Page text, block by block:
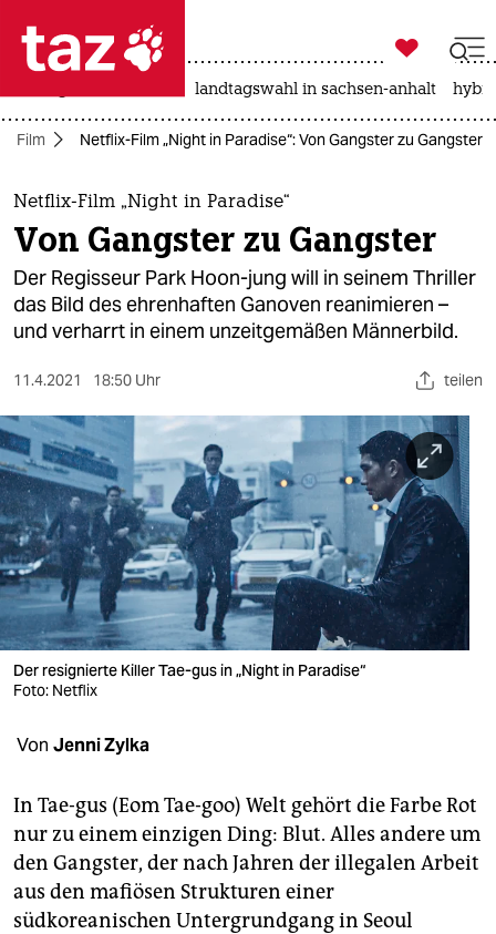
 taz zahl ich
taz zahl ich
themen
politik
öko
sport
berlin
nord
wahrheit
verlag
verlag
veranstaltungen
fragen & hilfe
unterstützen
abo

taz zahl ich
landtagswahl in sachsen-anhalt
Film Netflix-Film „Night in Paradise“: Von Gangster zu Gangster
Netflix-Film „Night in Paradise“
Von Gangster zu Gangster
Der Regisseur Park Hoon-jung will in seinem Thriller
das Bild des ehrenhaften Ganoven reanimieren –
und verharrt in einem unzeitgemäßen Männerbild.
11.4.2021 18:50 Uhr teilen
Der resignierte Killer Tae-gus in „Night in Paradise“
Foto: Netflix
Von Jenni Zylka
In Tae-gus (Eom Tae-goo) Welt gehört die Farbe Rot
nur zu einem einzigen Ding: Blut. Alles andere um
den Gangster, der nach Jahren der illegalen Arbeit
aus den mafiösen Strukturen einer
südkoreanischen Untergrundgang in Seoul